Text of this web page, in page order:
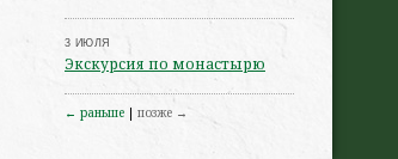
3 ИЮЛЯ
Экскурсия по монастырю
← раньше | позже →